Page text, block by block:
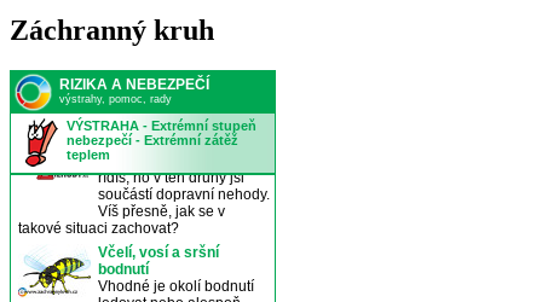
Záchranný kruh